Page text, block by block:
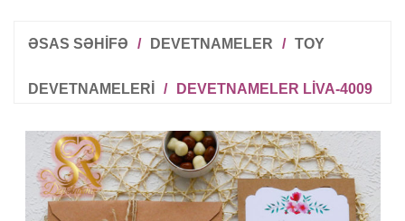
ƏSAS SƏHİFƏ / DEVETNAMELER / TOY
DEVETNAMELERI / DEVETNAMELER LIVA-4009